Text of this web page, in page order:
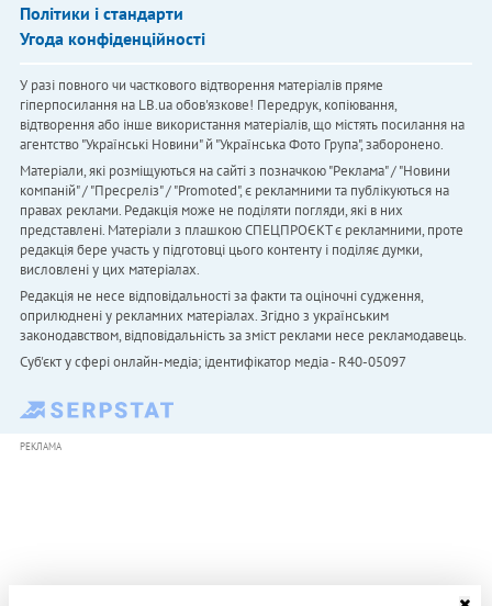
Політики і стандарти
Угода конфіденційності
У разі повного чи часткового відтворення матеріалів пряме
гіперпосилання на LB.ua обов'язкове! Передрук, копіювання,
відтворення або інше використання матеріалів, що містять посилання на
агентство "Українськi Новини" й "Українська Фото Група", заборонено.
Матеріали, які розміщуються на сайті з позначкою "Реклама" / "Новини
компаній" / "Пресреліз" / "Promoted", є рекламними та публікуються на
правах реклами. Редакція може не поділяти погляди, які в них
представлені. Матеріали з плашкою СПЕЦПРОЄКТ є рекламними, проте
редакція бере участь у підготовці цього контенту і поділяє думки,
висловлені у цих матеріалах.
Редакція не несе відповідальності за факти та оціночні судження,
оприлюднені у рекламних матеріалах. Згідно з українським
законодавством, відповідальність за зміст реклами несе рекламодавець.
Cуб'єкт у сфері онлайн-медіа; ідентифікатор медіа - R40-05097
РЕКЛАМА